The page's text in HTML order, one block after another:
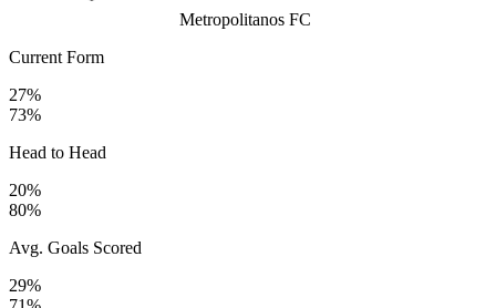
Metropolitanos FC
Current Form
27%
73%
Head to Head
20%
80%
Avg. Goals Scored
29%